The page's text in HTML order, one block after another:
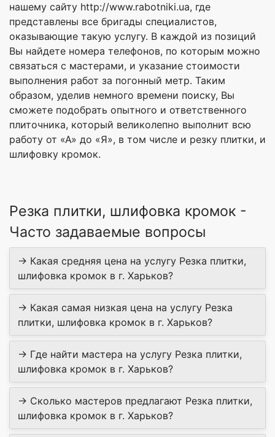
нашему сайту http://www.rabotniki.ua, где
представлены все бригады специалистов,
оказывающие такую услугу. В каждой из позиций
Вы найдете номера телефонов, по которым можно
связаться с мастерами, и указание стоимости
выполнения работ за погонный метр. Таким
образом, уделив немного времени поиску, Вы
сможете подобрать опытного и ответственного
плиточника, который великолепно выполнит всю
работу от «А» до «Я», в том числе и резку плитки, и
шлифовку кромок.
Резка плитки, шлифовка кромок -
Часто задаваемые вопросы
→ Какая средняя цена на услугу Резка плитки,
шлифовка кромок в г. Харьков?
→ Какая самая низкая цена на услугу Резка
плитки, шлифовка кромок в г. Харьков?
→ Где найти мастера на услугу Резка плитки,
шлифовка кромок в г. Харьков?
→ Сколько мастеров предлагают Резка плитки,
шлифовка кромок в г. Харьков?